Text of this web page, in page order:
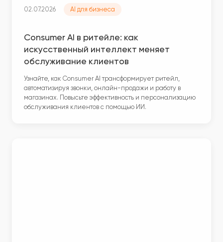
02.07.2026 AI для бизнеса
Consumer AI в ритейле: как
искусственный интеллект меняет
обслуживание клиентов
Узнайте, как Consumer AI трансформирует ритейл,
автоматизируя звонки, онлайн-продажи и работу в
магазинах. Повысьте эффективность и персонализацию
обслуживания клиентов с помощью ИИ.